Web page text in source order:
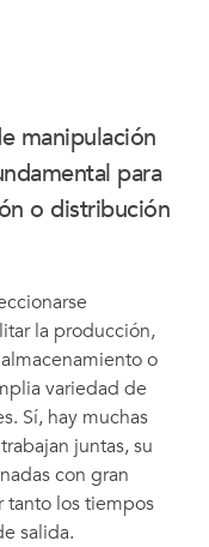
manipulación
para
o distribución
la producción,
o
variedad de
Sí, hay muchas
juntas, su
con gran
tanto los tiempos
salida.